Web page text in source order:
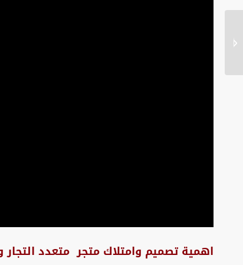
اهمية تصميم وامتلاك متجر متعدد التجار